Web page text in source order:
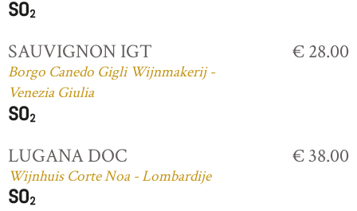
SAUVIGNON IGT
Borgo Canedo Gigli Wijnmakerij -
Venezia Giulia
€ 28.00
LUGANA DOC
Wijnhuis Corte Noa - Lombardije
€ 38.00